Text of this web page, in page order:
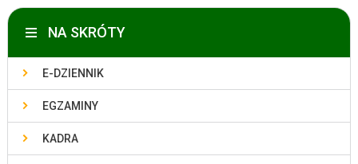
NA SKRÓTY
E-DZIENNIK
EGZAMINY
KADRA